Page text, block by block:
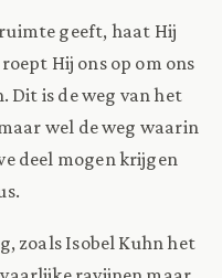
geeft, haat Hij
Hij ons op om ons
Dit is de weg van het
wel de weg waarin
deel mogen krijgen
zoals Isobel Kuhn het